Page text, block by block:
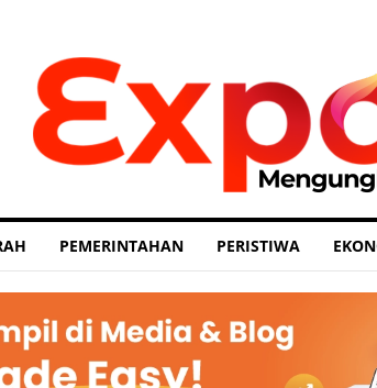
PEMERINTAHAN PERISTIWA